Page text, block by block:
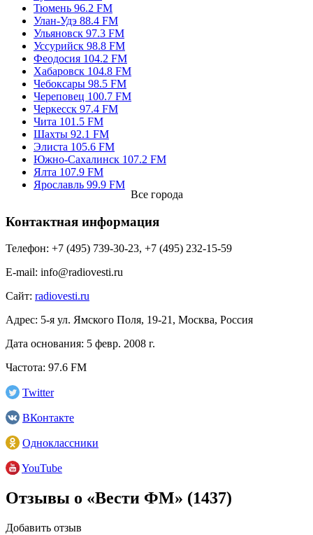
Тула 100.9 FM
Тюмень 96.2 FM
Улан-Удэ 88.4 FM
Ульяновск 97.3 FM
Уссурийск 98.8 FM
Феодосия 104.2 FM
Хабаровск 104.8 FM
Чебоксары 98.5 FM
Череповец 100.7 FM
Черкесск 97.4 FM
Чита 101.5 FM
Шахты 92.1 FM
Элиста 105.6 FM
Южно-Сахалинск 107.2 FM
Ялта 107.9 FM
Частота: